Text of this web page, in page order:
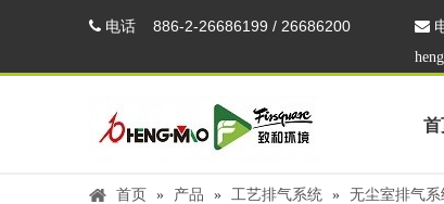
 电话 886-2-26686199 / 26686200 
首
首页 » 产品 » 工艺排气系统 » 无尘室排气系